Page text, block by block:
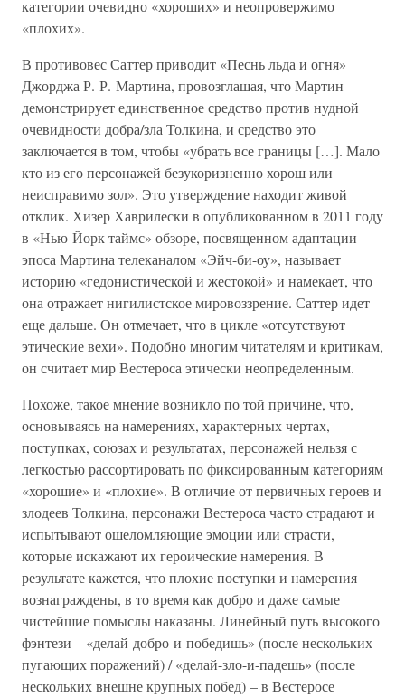
категории очевидно «хороших» и неопровержимо
«плохих».
В противовес Саттер приводит «Песнь льда и огня»
Джорджа Р. Р. Мартина, провозглашая, что Мартин
демонстрирует единственное средство против нудной
очевидности добра/зла Толкина, и средство это
заключается в том, чтобы «убрать все границы […]. Мало
кто из его персонажей безукоризненно хорош или
неисправимо зол». Это утверждение находит живой
отклик. Хизер Хаврилески в опубликованном в 2011 году
в «Нью-Йорк таймс» обзоре, посвященном адаптации
эпоса Мартина телеканалом «Эйч-би-оу», называет
историю «гедонистической и жестокой» и намекает, что
она отражает нигилистское мировоззрение. Саттер идет
еще дальше. Он отмечает, что в цикле «отсутствуют
этические вехи». Подобно многим читателям и критикам,
он считает мир Вестероса этически неопределенным.
Похоже, такое мнение возникло по той причине, что,
основываясь на намерениях, характерных чертах,
поступках, союзах и результатах, персонажей нельзя с
легкостью рассортировать по фиксированным категориям
«хорошие» и «плохие». В отличие от первичных героев и
злодеев Толкина, персонажи Вестероса часто страдают и
испытывают ошеломляющие эмоции или страсти,
которые искажают их героические намерения. В
результате кажется, что плохие поступки и намерения
вознаграждены, в то время как добро и даже самые
чистейшие помыслы наказаны. Линейный путь высокого
фэнтези – «делай-добро-и-победишь» (после нескольких
пугающих поражений) / «делай-зло-и-падешь» (после
нескольких внешне крупных побед) – в Вестеросе